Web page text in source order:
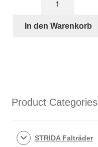
vorne
In den Warenkorb
Product Categories
STRIDA Falträder